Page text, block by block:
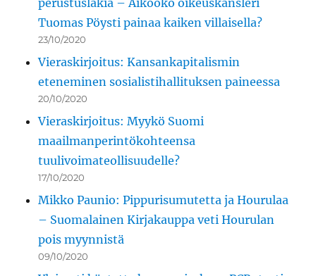
perustuslakia – Aikooko oikeuskansleri
Tuomas Pöysti painaa kaiken villaisella?
23/10/2020
Vieraskirjoitus: Kansankapitalismin
eteneminen sosialistihallituksen paineessa
20/10/2020
Vieraskirjoitus: Myykö Suomi
maailmanperintökohteensa
tuulivoimateollisuudelle?
17/10/2020
Mikko Paunio: Pippurisumutetta ja Hourulaa
– Suomalainen Kirjakauppa veti Hourulan
pois myynnistä
09/10/2020